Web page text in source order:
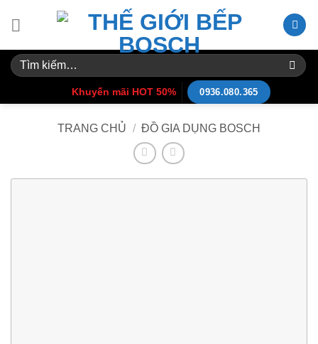
Tìm
kiếm:
Khuyến mãi HOT 50% 0936.080.365
TRANG CHỦ / ĐỒ GIA DỤNG BOSCH